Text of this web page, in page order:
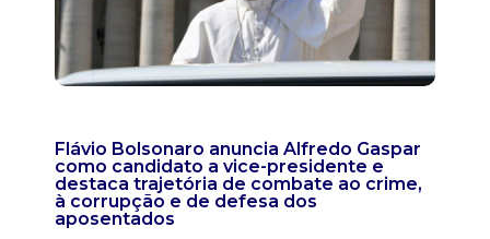
Flávio Bolsonaro anuncia Alfredo Gaspar
como candidato a vice-presidente e
destaca trajetória de combate ao crime,
à corrupção e de defesa dos
aposentados